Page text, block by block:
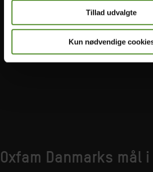
Tillad udvalgte
Kun nødvendige
Oxfam Danmarks mål